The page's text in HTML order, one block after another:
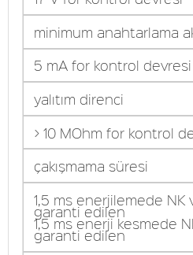
minimum anahtarlama
5 mA for kontrol devresi
yalıtım direnci
> 10 MOhm for kontrol
çakışmama süresi
1,5 ms enerjilemede NK
garanti edilen
1,5 ms enerji kesmede
garanti edilen